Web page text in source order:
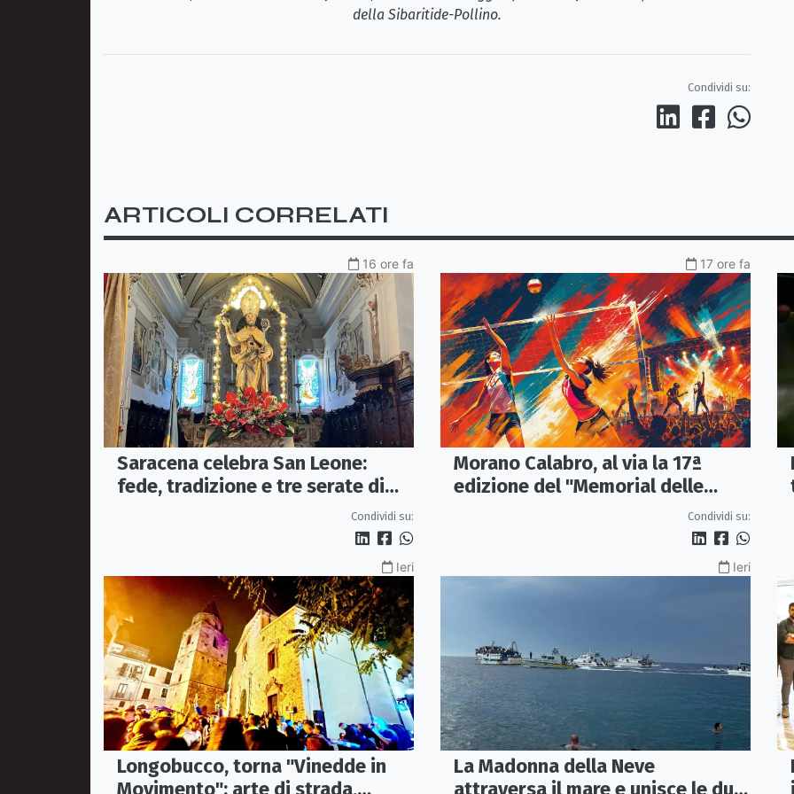
della Sibaritide-Pollino.
Condividi su:
ARTICOLI CORRELATI
16 ore fa
Saracena celebra San Leone:
fede, tradizione e tre serate di
Condividi su:
17 ore fa
Morano Calabro, al via la 17ª
edizione del "Memorial delle
Condividi su:
Ieri
Longobucco, torna "Vinedde in
Movimento": arte di strada,
Ieri
La Madonna della Neve
attraversa il mare e unisce le due